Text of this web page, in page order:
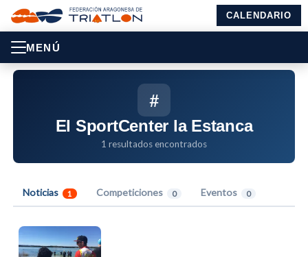
CALENDARIO
MENÚ
#
El SportCenter la Estanca
1 resultados encontrados
Noticias 1 Competiciones 0 Eventos 0